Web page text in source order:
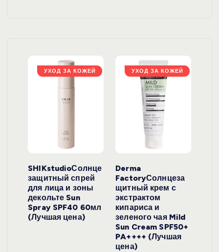
УХОД ЗА КОЖЕЙ
SHIKstudioСолнце
защитный спрей
для лица и зоны
декольте Sun
Spray SPF40 60мл
(Лучшая цена)
УХОД ЗА КОЖЕЙ
Derma
FactoryСолнцеза
щитный крем с
экстрактом
кипариса и
зеленого чая Mild
Sun Cream SPF50+
PA++++ (Лучшая
цена)